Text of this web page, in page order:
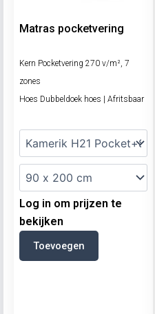
Matras pocketvering
Kern Pocketvering 270 v/m², 7
zones
Hoes Dubbeldoek hoes | Afritsbaar
Log in om prijzen te
bekijken
Toevoegen